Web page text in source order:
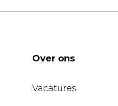
Over ons
Vacatures